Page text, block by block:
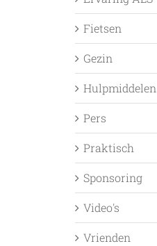
Fietsen
Gezin
Hulpmiddelen
Pers
Praktisch
Sponsoring
Video's
Vrienden